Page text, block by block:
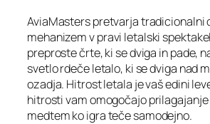
AviaMasters pretvarja tradicionalni
mehanizem v pravi letalski
preproste črte, ki se dviga in pade,
svetlo rdeče letalo, ki se dviga nad
ozadja. Hitrost letala je vaš edini
hitrosti vam omogočajo
medtem ko igra teče samodejno.